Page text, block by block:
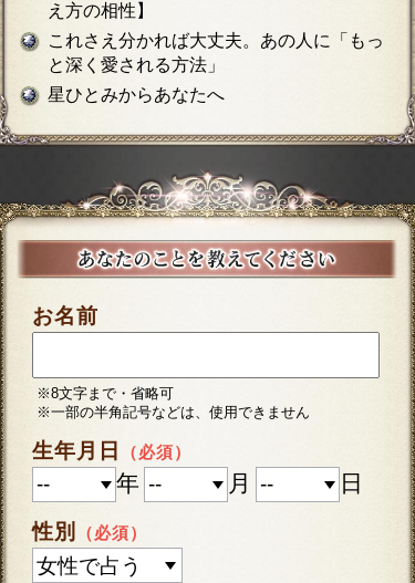
え方の相性】
これさえ分かれば大丈夫。あの人に「もっ
と深く愛される方法」
星ひとみからあなたへ
お名前
※8文字まで・省略可
※一部の半角記号などは、使用できません
生年月日 （必須）
年 月 日
性別 （必須）